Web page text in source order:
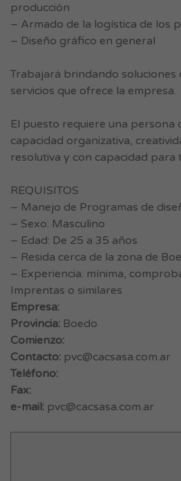
producción
– Armado de la logística de los
– Diseño gráfico en general
Trabajará brindando soluciones
servicios que ofrece la empresa.
El puesto requiere una persona
capacidad organizativa,
resolutiva y con capacidad para
REQUISITOS
– Manejo de Programas de
– Sexo: Masculino
– Edad: De 25 a 35 años
– Resida cerca de la zona de
– Experiencia: mínima,
Imprentas o similares
Empresa:
Provincia: Boedo
Comienzo:
Contacto: pvc@cacsasa.com.ar
Teléfono:
Fax:
e-mail: pvc@cacsasa.com.ar